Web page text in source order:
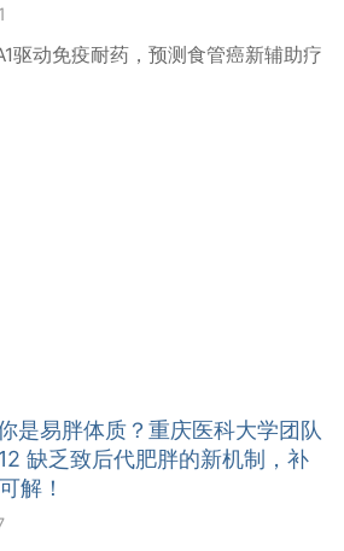
驱动免疫耐药，预测食管癌新辅助疗
是易胖体质？重庆医科大学团队
缺乏致后代肥胖的新机制，补
解！